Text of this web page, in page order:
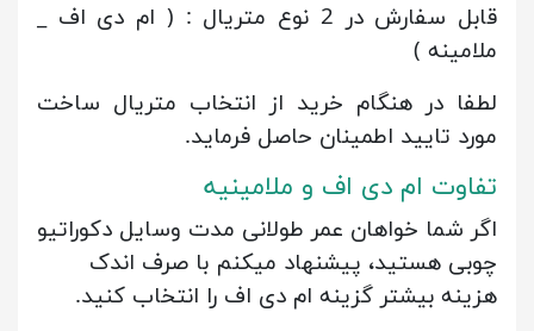
قابل سفارش در 2 نوع متریال : ( ام دی اف _
ملامینه )
لطفا در هنگام خرید از انتخاب متریال ساخت
مورد تایید اطمینان حاصل فرماید.
تفاوت ام دی اف و ملامینیه
اگر شما خواهان عمر طولانی مدت وسایل دکوراتیو
چوبی هستید، پیشنهاد میکنم با صرف اندک
هزینه بیشتر گزینه ام دی اف را انتخاب کنید.